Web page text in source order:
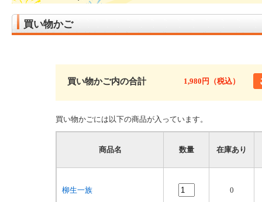
買い物かご
買い物かご内の合計 1,980円（税込）
買い物かごには以下の商品が入っています。
商品名 数量 在庫あり
柳生一族 0